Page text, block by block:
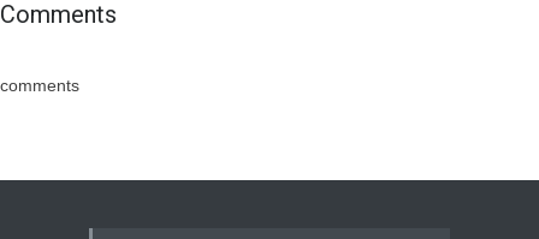
Comments
comments